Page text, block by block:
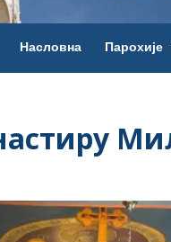
Насловна Парохије